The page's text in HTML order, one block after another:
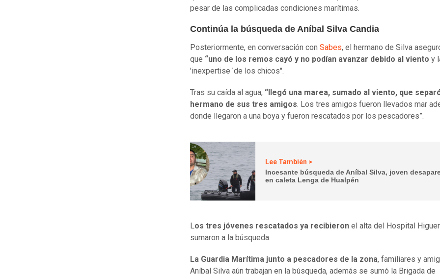
pesar de las complicadas condiciones marítimas.
Continúa la búsqueda de Aníbal Silva Candia
Posteriormente, en conversación con Sabes, el hermano de Silva
que “uno de los remos cayó y no podían avanzar debido al viento y
'inexpertise 'de los chicos".
Tras su caída al agua, “llegó una marea, sumado al viento, que
hermano de sus tres amigos. Los tres amigos fueron llevados mar
donde llegaron a una boya y fueron rescatados por los pescadores”.
Lee También >
Incesante búsqueda de Aníbal Silva, joven
en caleta Lenga de Hualpén
Los tres jóvenes rescatados ya recibieron el alta del Hospital
sumaron a la búsqueda.
La Guardia Marítima junto a pescadores de la zona, familiares y
Aníbal Silva aún trabajan en la búsqueda, además se sumó la Brigada de